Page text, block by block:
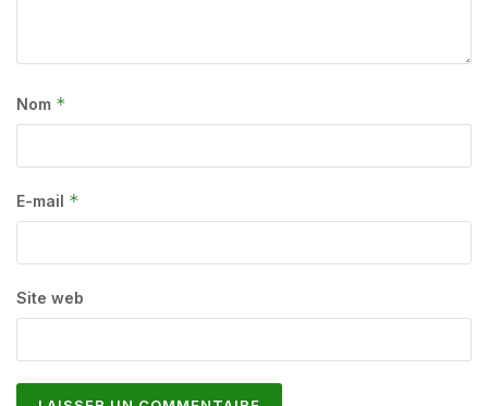
Nom *
E-mail *
Site web